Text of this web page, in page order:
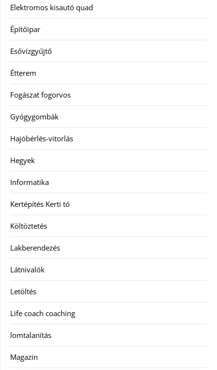
Elektromos kisautó quad
Építőipar
Esővízgyűjtő
Étterem
Fogászat fogorvos
Gyógygombák
Hajóbérlés-vitorlás
Hegyek
Informatika
Kertépítés Kerti tó
Költöztetés
Lakberendezés
Látnivalók
Letöltés
Life coach coaching
lomtalanítás
Magazin